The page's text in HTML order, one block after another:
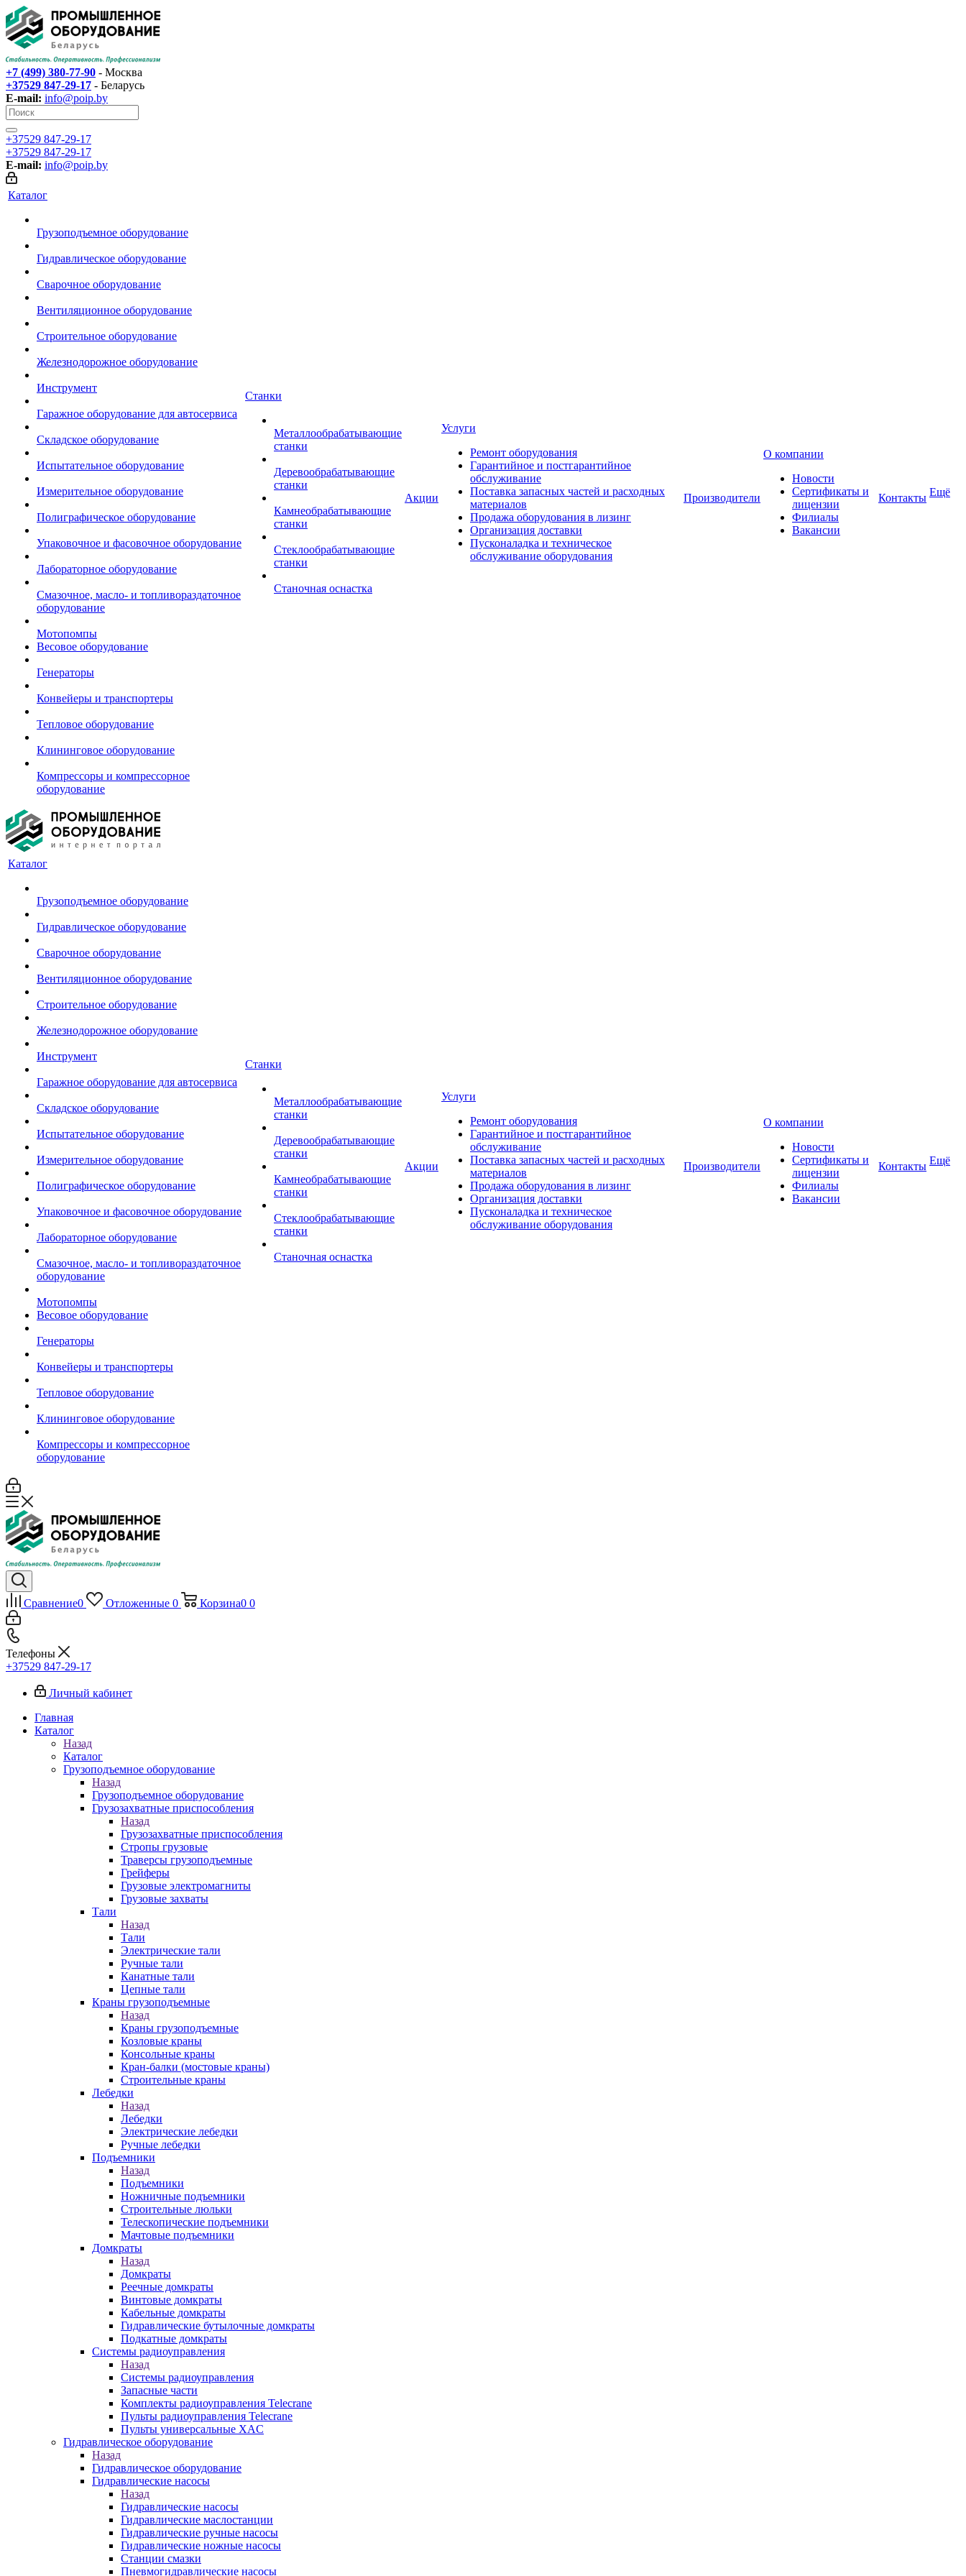
+7 (499) 380-77-90 - Москва
+37529 847-29-17‬ - Беларусь
E-mail: info@poip.by
+37529 847-29-17‬
+37529 847-29-17‬
E-mail: info@poip.by
Каталог
Грузоподъемное оборудование
Гидравлическое оборудование
Сварочное оборудование
Вентиляционное оборудование
Строительное оборудование
Железнодорожное оборудование
Инструмент
Гаражное оборудование для автосервиса
Складское оборудование
Испытательное оборудование
Измерительное оборудование
Полиграфическое оборудование
Упаковочное и фасовочное оборудование
Лабораторное оборудование
Смазочное, масло- и топливораздаточное
оборудование
Мотопомпы
Весовое оборудование
Генераторы
Конвейеры и транспортеры
Тепловое оборудование
Клининговое оборудование
Компрессоры и компрессорное
оборудование
Станки
Металлообрабатывающие
станки
Деревообрабатывающие
станки
Камнеобрабатывающие
станки
Стеклообрабатывающие
станки
Станочная оснастка
Акции
Услуги
Ремонт оборудования
Гарантийное и постгарантийное
обслуживание
Поставка запасных частей и расходных
материалов
Продажа оборудования в лизинг
Организация доставки
Пусконаладка и техническое
обслуживание оборудования
Производители
О компании
Новости
Сертификаты и
лицензии
Филиалы
Вакансии
Контакты Ещё
Каталог
Грузоподъемное оборудование
Гидравлическое оборудование
Сварочное оборудование
Вентиляционное оборудование
Строительное оборудование
Железнодорожное оборудование
Инструмент
Гаражное оборудование для автосервиса
Складское оборудование
Испытательное оборудование
Измерительное оборудование
Полиграфическое оборудование
Упаковочное и фасовочное оборудование
Лабораторное оборудование
Смазочное, масло- и топливораздаточное
оборудование
Мотопомпы
Весовое оборудование
Генераторы
Конвейеры и транспортеры
Тепловое оборудование
Клининговое оборудование
Компрессоры и компрессорное
оборудование
Станки
Металлообрабатывающие
станки
Деревообрабатывающие
станки
Камнеобрабатывающие
станки
Стеклообрабатывающие
станки
Станочная оснастка
Акции
Услуги
Ремонт оборудования
Гарантийное и постгарантийное
обслуживание
Поставка запасных частей и расходных
материалов
Продажа оборудования в лизинг
Организация доставки
Пусконаладка и техническое
обслуживание оборудования
Производители
О компании
Новости
Сертификаты и
лицензии
Филиалы
Вакансии
Контакты Ещё
Сравнение0 Отложенные 0 Корзина0 0
Телефоны
+37529 847-29-17‬
Личный кабинет
Главная
Каталог
Назад
Каталог
Грузоподъемное оборудование
Назад
Грузоподъемное оборудование
Грузозахватные приспособления
Назад
Грузозахватные приспособления
Стропы грузовые
Траверсы грузоподъемные
Грейферы
Грузовые электромагниты
Грузовые захваты
Тали
Назад
Тали
Электрические тали
Ручные тали
Канатные тали
Цепные тали
Краны грузоподъемные
Назад
Краны грузоподъемные
Козловые краны
Консольные краны
Кран-балки (мостовые краны)
Строительные краны
Лебедки
Назад
Лебедки
Электрические лебедки
Ручные лебедки
Подъемники
Назад
Подъемники
Ножничные подъемники
Строительные люльки
Телескопические подъемники
Мачтовые подъемники
Домкраты
Назад
Домкраты
Реечные домкраты
Винтовые домкраты
Кабельные домкраты
Гидравлические бутылочные домкраты
Подкатные домкраты
Системы радиоуправления
Назад
Системы радиоуправления
Запасные части
Комплекты радиоуправления Telecrane
Пульты радиоуправления Telecrane
Пульты универсальные XAC
Гидравлическое оборудование
Назад
Гидравлическое оборудование
Гидравлические насосы
Назад
Гидравлические насосы
Гидравлические маслостанции
Гидравлические ручные насосы
Гидравлические ножные насосы
Станции смазки
Пневмогидравлические насосы